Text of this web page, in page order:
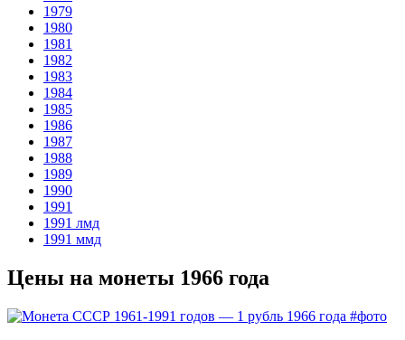
1979
1980
1981
1982
1983
1984
1985
1986
1987
1988
1989
1990
1991
1991 лмд
1991 ммд
Цены на монеты 1966 года